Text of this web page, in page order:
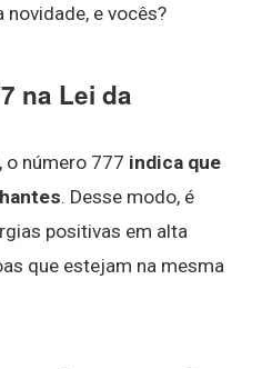
novidade, e vocês?
na Lei da
o número 777 indica que
. Desse modo, é
positivas em alta
que estejam na mesma